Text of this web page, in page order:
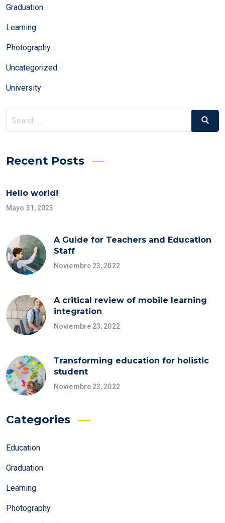
Graduation
Learning
Photography
Uncategorized
University
Search
Search
Recent Posts
Hello world!
Mayo 31, 2023
A Guide for Teachers and Education
Staff
Noviembre 23, 2022
A critical review of mobile learning
integration
Noviembre 23, 2022
Transforming education for holistic
student
Noviembre 23, 2022
Categories
Education
Graduation
Learning
Photography